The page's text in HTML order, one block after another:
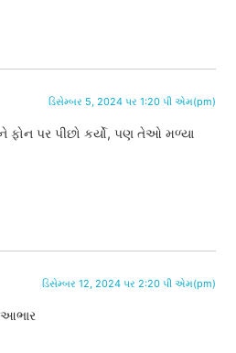
ડિસેમ્બર 5, 2024 પર 1:20 પી એમ(pm)
ફોન પર પીછો કર્યો, પણ તેઓ મળ્યા
ડિસેમ્બર 12, 2024 પર 2:20 પી એમ(pm)